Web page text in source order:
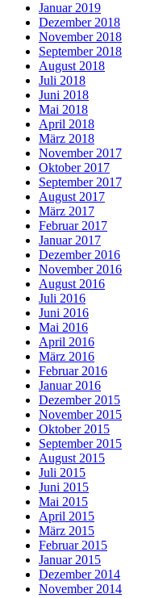
Januar 2019
Dezember 2018
November 2018
September 2018
August 2018
Juli 2018
Juni 2018
Mai 2018
April 2018
März 2018
November 2017
Oktober 2017
September 2017
August 2017
März 2017
Februar 2017
Januar 2017
Dezember 2016
November 2016
August 2016
Juli 2016
Juni 2016
Mai 2016
April 2016
März 2016
Februar 2016
Januar 2016
Dezember 2015
November 2015
Oktober 2015
September 2015
August 2015
Juli 2015
Juni 2015
Mai 2015
April 2015
März 2015
Februar 2015
Januar 2015
Dezember 2014
November 2014